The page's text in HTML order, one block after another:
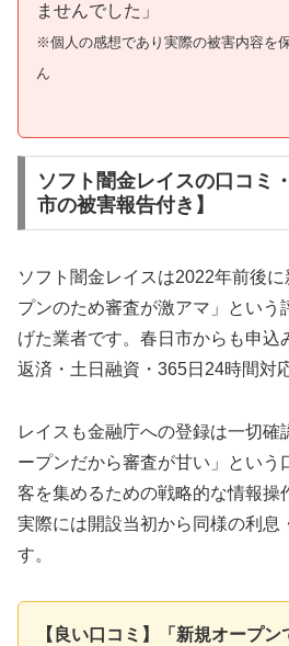
ませんでした」
※個人の感想であり実際の被害内容を
ん
ソフト闇金レイスの口コミ
市の被害報告付き】
ソフト闇金レイスは2022年前後
プンのため審査が激アマ」という
げた業者です。春日市からも申込
返済・土日融資・365日24時間対
レイスも金融庁への登録は一切確
ープンだから審査が甘い」という
客を集めるための戦略的な情報操
実際には開設当初から同様の利息
す。
【良い口コミ】「新規オープン